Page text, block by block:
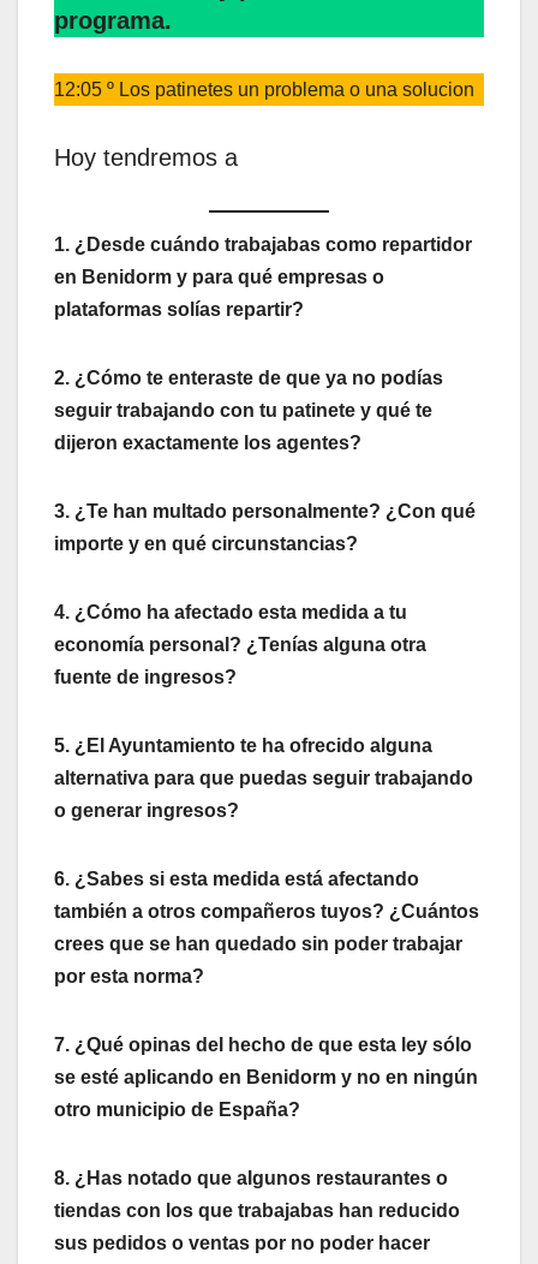
programa.
12:05 º Los patinetes un problema o una solucion
Hoy tendremos a
1. ¿Desde cuándo trabajabas como repartidor
en Benidorm y para qué empresas o
plataformas solías repartir?
2. ¿Cómo te enteraste de que ya no podías
seguir trabajando con tu patinete y qué te
dijeron exactamente los agentes?
3. ¿Te han multado personalmente? ¿Con qué
importe y en qué circunstancias?
4. ¿Cómo ha afectado esta medida a tu
economía personal? ¿Tenías alguna otra
fuente de ingresos?
5. ¿El Ayuntamiento te ha ofrecido alguna
alternativa para que puedas seguir trabajando
o generar ingresos?
6. ¿Sabes si esta medida está afectando
también a otros compañeros tuyos? ¿Cuántos
crees que se han quedado sin poder trabajar
por esta norma?
7. ¿Qué opinas del hecho de que esta ley sólo
se esté aplicando en Benidorm y no en ningún
otro municipio de España?
8. ¿Has notado que algunos restaurantes o
tiendas con los que trabajabas han reducido
sus pedidos o ventas por no poder hacer